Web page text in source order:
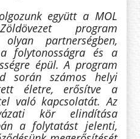
együtt a MOL
program
partnerségben,
folytonosságra és a
épül. A program
során számos helyi
életre, erősítve a
való kapcsolatát. Az
kör elindítása
a folytatást jelenti,